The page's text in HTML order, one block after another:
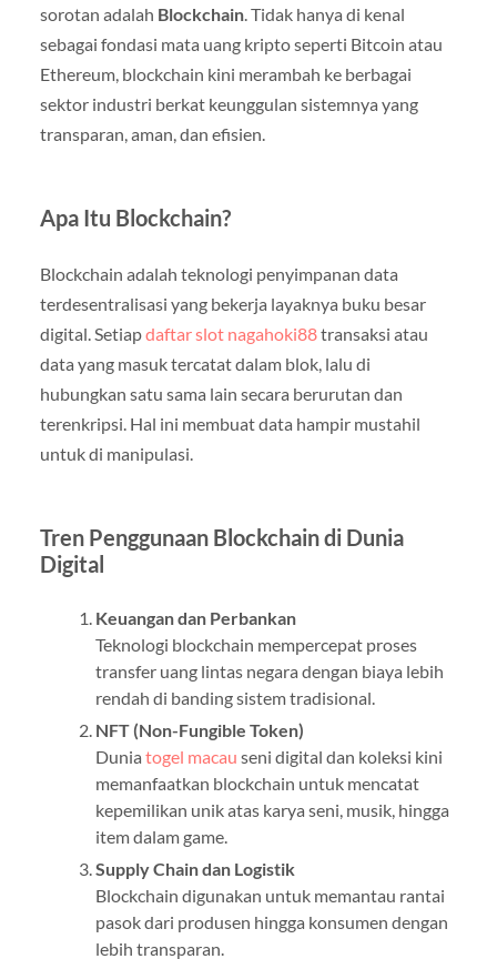
sorotan adalah Blockchain. Tidak hanya di kenal
sebagai fondasi mata uang kripto seperti Bitcoin atau
Ethereum, blockchain kini merambah ke berbagai
sektor industri berkat keunggulan sistemnya yang
transparan, aman, dan efisien.
Apa Itu Blockchain?
Blockchain adalah teknologi penyimpanan data
terdesentralisasi yang bekerja layaknya buku besar
digital. Setiapdaftar slot nagahoki88transaksi atau
data yang masuk tercatat dalam blok, lalu di
hubungkan satu sama lain secara berurutan dan
terenkripsi. Hal ini membuat data hampir mustahil
untuk di manipulasi.
Tren Penggunaan Blockchain di Dunia
Digital
Keuangan dan Perbankan
Teknologi blockchain mempercepat proses
transfer uang lintas negara dengan biaya lebih
rendah di banding sistem tradisional.
NFT (Non-Fungible Token)
Dunia togel macau seni digital dan koleksi kini
memanfaatkan blockchain untuk mencatat
kepemilikan unik atas karya seni, musik, hingga
item dalam game.
Supply Chain dan Logistik
Blockchain digunakan untuk memantau rantai
pasok dari produsen hingga konsumen dengan
lebih transparan.